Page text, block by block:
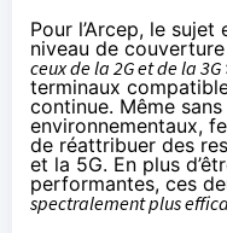
Pour l’Arcep, le
niveau de
ceux de la 2G et de la 3G
terminaux
continue. Même
environnementaux,
de réattribuer des
et la 5G. En plus
performantes, ces
spectralement plus